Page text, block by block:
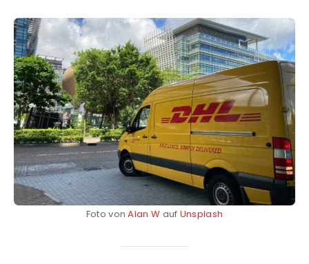
Foto vonAlan W auf Unsplash